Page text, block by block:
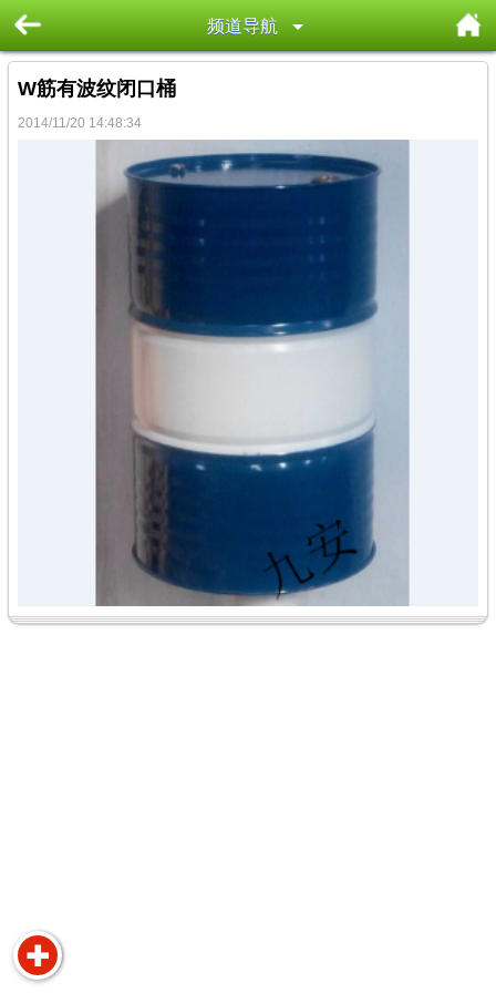
频道导航
W筋有波纹闭口桶
2014/11/20 14:48:34